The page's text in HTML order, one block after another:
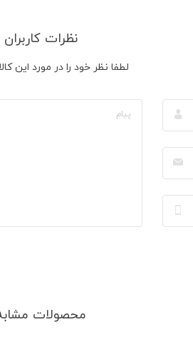
نظرات کاربران
لطفا نظر خود را در مورد این
محصولات